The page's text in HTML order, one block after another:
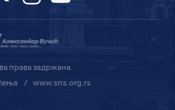
права задржана.
/ www.sns.org.rs